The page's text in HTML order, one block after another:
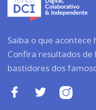
Saiba o que acontece
Confira resultados
bastidores dos